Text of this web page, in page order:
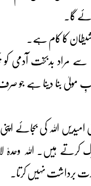
گا۔
شیطان کا کام ہے۔
سے مراد بدبخت آدمی
مولیٰ بنا دینا ہے جو
اللہ کی بجائے
کرتے ہیں۔ اللہ
برداشت نہیں کرتا۔